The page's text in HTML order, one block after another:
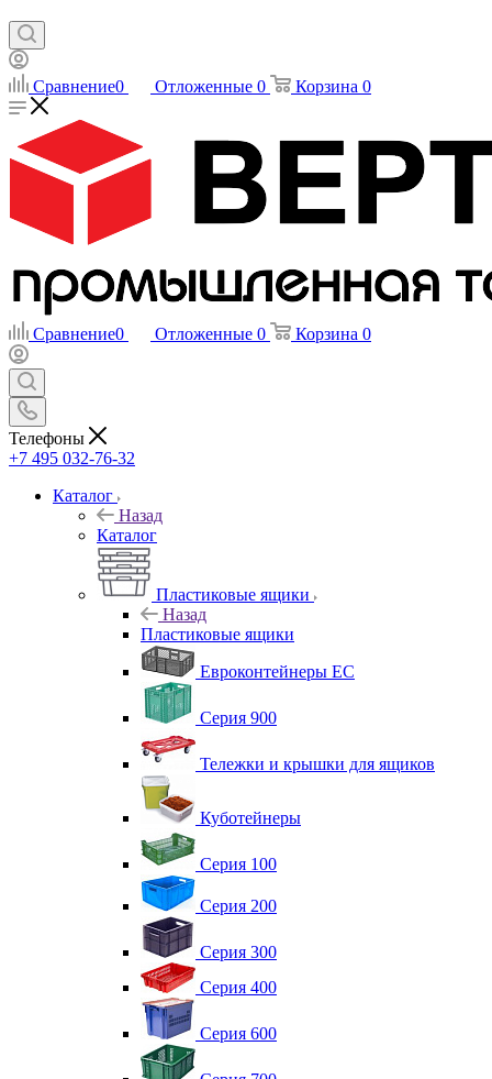
Сравнение0 Отложенные 0 Корзина 0
Сравнение0 Отложенные 0 Корзина 0
Телефоны
+7 495 032-76-32
Каталог
Назад
Каталог
Пластиковые ящики
Назад
Пластиковые ящики
Евроконтейнеры ЕС
Серия 900
Тележки и крышки для ящиков
Куботейнеры
Серия 100
Серия 200
Серия 300
Серия 400
Серия 600